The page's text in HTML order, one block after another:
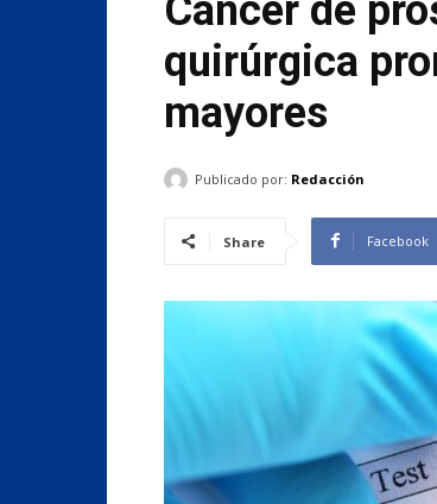
Cáncer de
quirúrgica
mayores
Publicado por: Redacción
Share Facebook